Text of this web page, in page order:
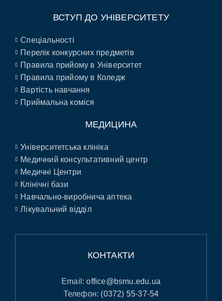
ВСТУП ДО УНІВЕРСИТЕТУ
Спеціальності
Перелік конкурсних предметів
Правила прийому в Університет
Правила прийому в Коледж
Вартість навчання
Приймальна коміся
МЕДИЦИНА
Університетська клініка
Медичний консультативний центр
Медичні Центри
Клінічні бази
Навчально-виробнича аптека
Лікувальний відділ
КОНТАКТИ
Email:office@bsmu.edu.ua
Телефон: (0372) 55-37-54